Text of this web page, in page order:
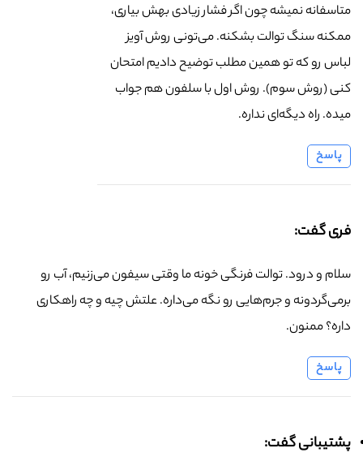
متاسفانه نمیشه چون اگر فشار زیادی بهش بیاری،
ممکنه سنگ توالت بشکنه. می‌تونی روش آویز
لباس رو که تو همین مطلب توضیح دادیم امتحان
کنی (روش سوم). روش اول با سلفون هم جواب
میده. راه دیگه‌ای نداره.
پاسخ
فری گفت:
سلام و درود. توالت فرنگی خونه ما وقتی سیفون می‌زنیم، آب رو
برمی‌گردونه و جرم‌هایی رو نگه می‌داره. علتش چیه و چه راهکاری
داره؟ ممنون.
پاسخ
پشتیبانی گفت: